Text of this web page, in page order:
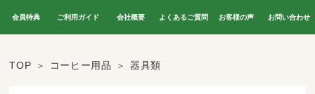
会員特典 ご利用ガイド 会社概要 よくあるご質問 お客様の声 お問い合わせ
TOP コーヒー用品 器具類